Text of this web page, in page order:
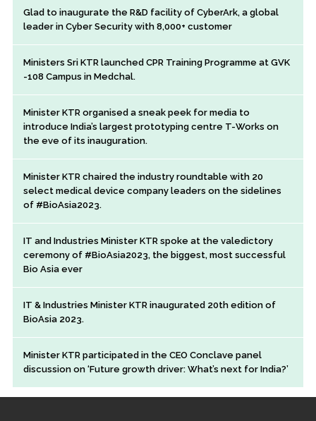
Glad to inaugurate the R&D facility of CyberArk, a global
leader in Cyber Security with 8,000+ customer
Ministers Sri KTR launched CPR Training Programme at GVK
-108 Campus in Medchal.
Minister KTR organised a sneak peek for media to
introduce India’s largest prototyping centre T-Works on
the eve of its inauguration.
Minister KTR chaired the industry roundtable with 20
select medical device company leaders on the sidelines
of #BioAsia2023.
IT and Industries Minister KTR spoke at the valedictory
ceremony of #BioAsia2023, the biggest, most successful
Bio Asia ever
IT & Industries Minister KTR inaugurated 20th edition of
BioAsia 2023.
Minister KTR participated in the CEO Conclave panel
discussion on ‘Future growth driver: What’s next for India?’